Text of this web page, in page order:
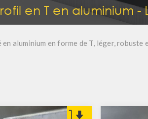
en T en aluminium
aluminium en forme de T, léger,